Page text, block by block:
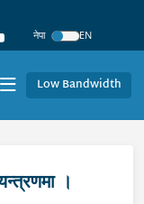
नेपा
EN
Low Bandwidth
।